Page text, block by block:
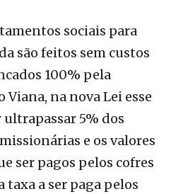
sociais para
são feitos sem custos
100% pela
Viana, na nova Lei esse
5% dos
e os valores
ser pagos pelos cofres
taxa a ser paga pelos